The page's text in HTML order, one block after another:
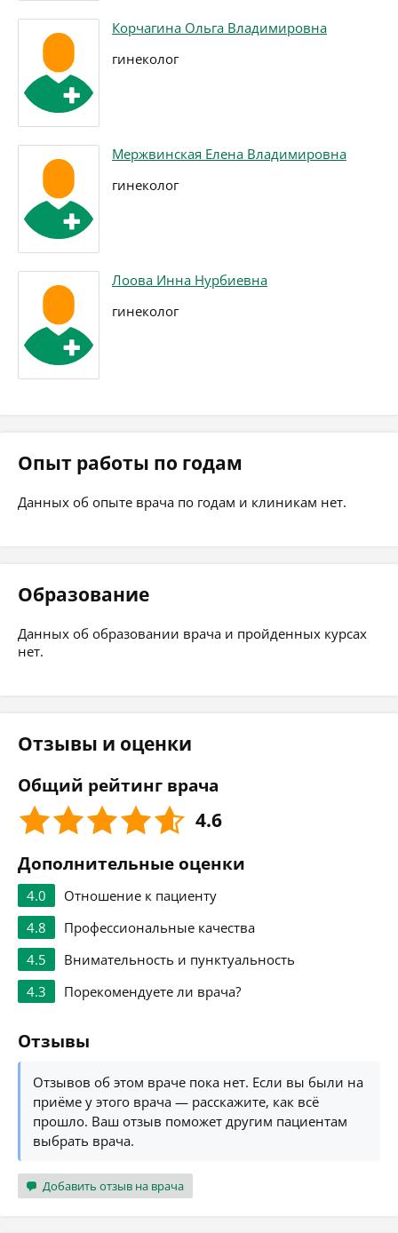
Корчагина Ольга Владимировна
гинеколог
Мержвинская Елена Владимировна
гинеколог
Лоова Инна Нурбиевна
гинеколог
Опыт работы по годам
Данных об опыте врача по годам и клиникам нет.
Образование
Данных об образовании врача и пройденных курсах
нет.
Отзывы и оценки
Общий рейтинг врача
4.6
Дополнительные оценки
4.0
Отношение к пациенту
4.8
Профессиональные качества
4.5
Внимательность и пунктуальность
4.3
Порекомендуете ли врача?
Отзывы
Отзывов об этом враче пока нет. Если вы были на
приёме у этого врача — расскажите, как всё
прошло. Ваш отзыв поможет другим пациентам
выбрать врача.
Добавить отзыв на врача